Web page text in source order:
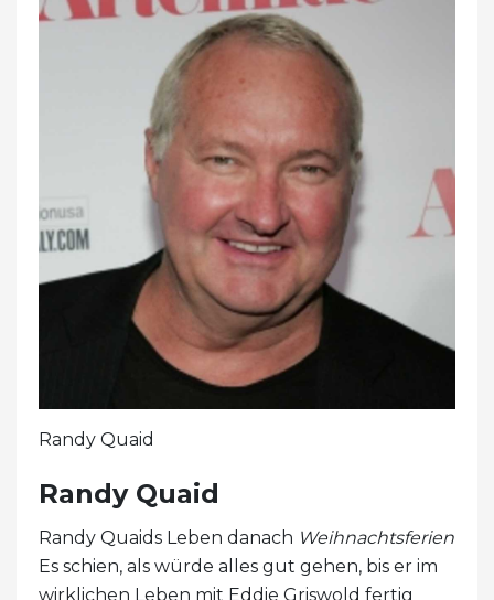
Randy Quaid
Randy Quaid
Randy Quaids Leben danach Weihnachtsferien
Es schien, als würde alles gut gehen, bis er im
wirklichen Leben mit Eddie Griswold fertig